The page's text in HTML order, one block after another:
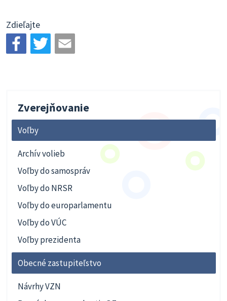
Zdieľajte
Zverejňovanie
Voľby
Archív volieb
Voľby do samospráv
Voľby do NRSR
Voľby do europarlamentu
Voľby do VÚC
Voľby prezidenta
Obecné zastupiteľstvo
Návrhy VZN